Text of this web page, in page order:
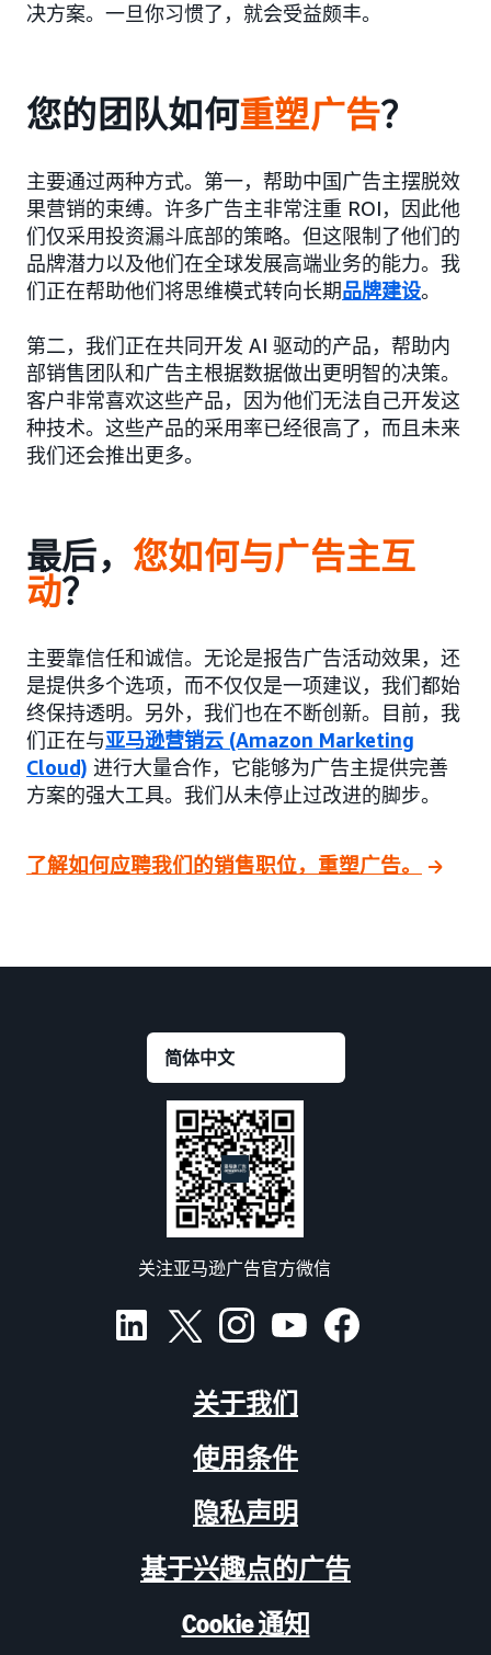
决方案。一旦你习惯了，就会受益颇丰。
您的团队如何重塑广告？
主要通过两种方式。第一，帮助中国广告主摆脱效
果营销的束缚。许多广告主非常注重 ROI，因此他
们仅采用投资漏斗底部的策略。但这限制了他们的
品牌潜力以及他们在全球发展高端业务的能力。我
们正在帮助他们将思维模式转向长期品牌建设。
第二，我们正在共同开发 AI 驱动的产品，帮助内
部销售团队和广告主根据数据做出更明智的决策。
客户非常喜欢这些产品，因为他们无法自己开发这
种技术。这些产品的采用率已经很高了，而且未来
我们还会推出更多。
最后， 您如何与广告主互
动？
主要靠信任和诚信。无论是报告广告活动效果，还
是提供多个选项，而不仅仅是一项建议，我们都始
终保持透明。另外，我们也在不断创新。目前，我
们正在与亚马逊营销云 (Amazon Marketing
Cloud) 进行大量合作，它能够为广告主提供完善
方案的强大工具。我们从未停止过改进的脚步。
了解如何应聘我们的销售职位，重塑广告。
关注亚马逊广告官方微信
关于我们
使用条件
隐私声明
基于兴趣点的广告
Cookie 通知